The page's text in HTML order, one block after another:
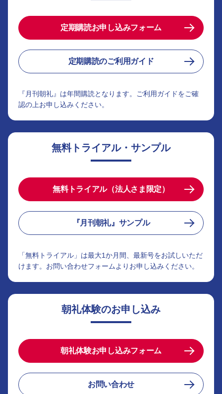
定期購読お申し込みフォーム
定期購読のご利用ガイド
『月刊朝礼』は年間購読となります。ご利用ガイドをご確
認の上お申し込みください。
無料トライアル・サンプル
無料トライアル（法人さま限定）
『月刊朝礼』サンプル
「無料トライアル」は最大1か月間、最新号をお試しいただ
けます。お問い合わせフォームよりお申し込みください。
朝礼体験のお申し込み
朝礼体験お申し込みフォーム
お問い合わせ